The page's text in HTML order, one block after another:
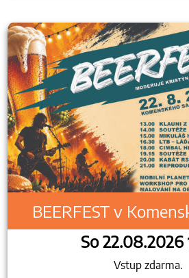
BEERFEST v
So 22.08.2026
Vstup zdarma.